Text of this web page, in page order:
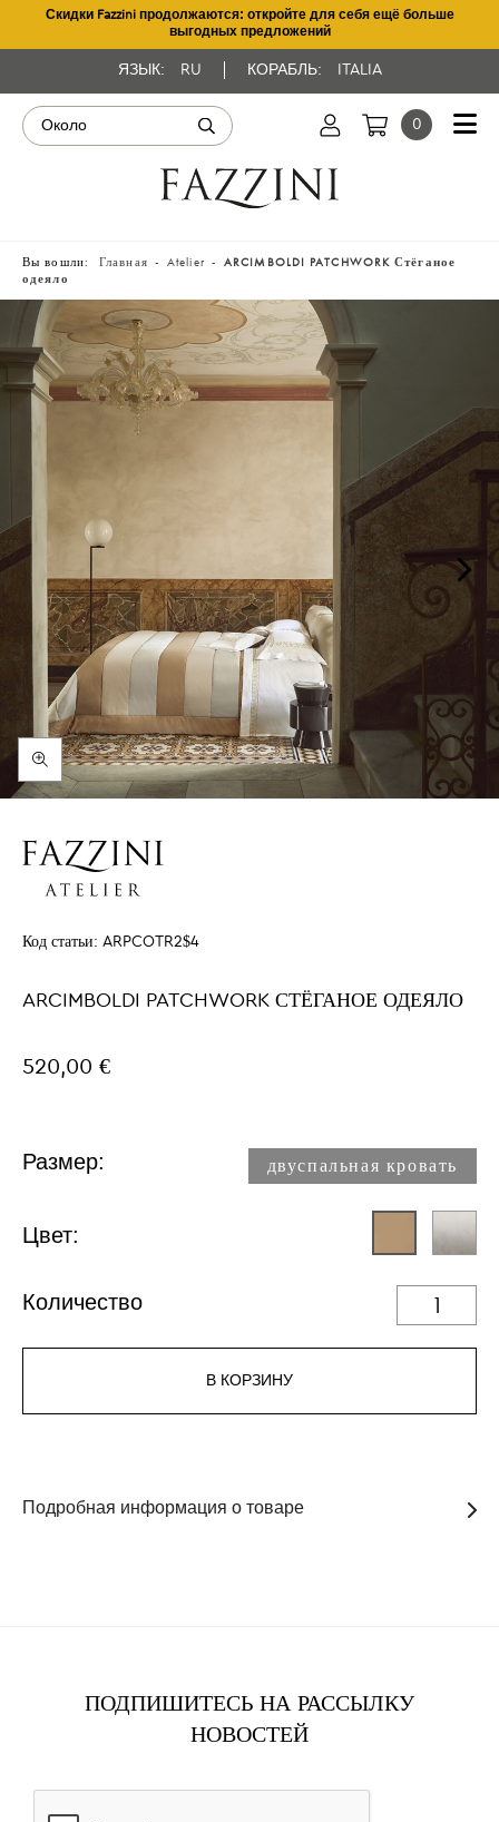
Скидки Fazzini продолжаются: откройте для себя ещё больше
выгодных предложений
ЯЗЫК: RU КОРАБЛЬ: ITALIA
0
Вы вошли: Главная Atelier
ARCIMBOLDI PATCHWORK Стёганое
одеяло
Код статьи: ARPCOTR2$4
ARCIMBOLDI PATCHWORK СТЁГАНОЕ ОДЕЯЛО
520,00 €
Размер: двуспальная кровать
Цвет:
Количество
В КОРЗИНУ
Подробная информация о товаре
ПОДПИШИТЕСЬ НА РАССЫЛКУ
НОВОСТЕЙ